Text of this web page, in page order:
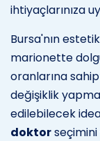
ihtiyaçlarınıza
Bursa'nın
marionette
oranlarına
değişiklik
edilebilecek
doktor